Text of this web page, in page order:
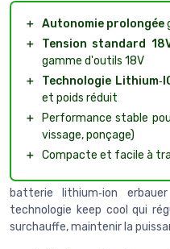
＋ Autonomie prolongée
＋
Tension standard
gamme d'outils 18V
＋
Technologie
et poids réduit
＋
Performance stable
vissage, ponçage)
＋ Compacte et facile à
batterie lithium‑ion
technologie keep cool qui
surchauffe, maintenir la